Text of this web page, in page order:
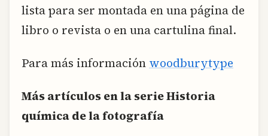
lista para ser montada en una página de
libro o revista o en una cartulina final.
Para más información woodburytype
Más artículos en la serie Historia
química de la fotografía